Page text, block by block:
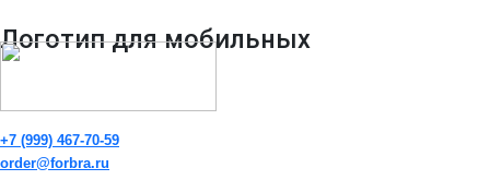
Логотип для мобильных
+7 (999) 467-70-59
order@forbra.ru